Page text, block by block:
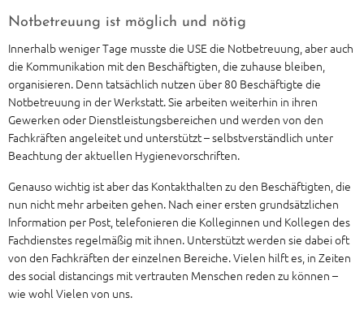
Notbetreuung ist möglich und nötig
Innerhalb weniger Tage musste die USE die Notbetreuung, aber auch
die Kommunikation mit den Beschäftigten, die zuhause bleiben,
organisieren. Denn tatsächlich nutzen über 80 Beschäftigte die
Notbetreuung in der Werkstatt. Sie arbeiten weiterhin in ihren
Gewerken oder Dienstleistungsbereichen und werden von den
Fachkräften angeleitet und unterstützt – selbstverständlich unter
Beachtung der aktuellen Hygienevorschriften.
Genauso wichtig ist aber das Kontakthalten zu den Beschäftigten, die
nun nicht mehr arbeiten gehen. Nach einer ersten grundsätzlichen
Information per Post, telefonieren die Kolleginnen und Kollegen des
Fachdienstes regelmäßig mit ihnen. Unterstützt werden sie dabei oft
von den Fachkräften der einzelnen Bereiche. Vielen hilft es, in Zeiten
des social distancings mit vertrauten Menschen reden zu können –
wie wohl Vielen von uns.